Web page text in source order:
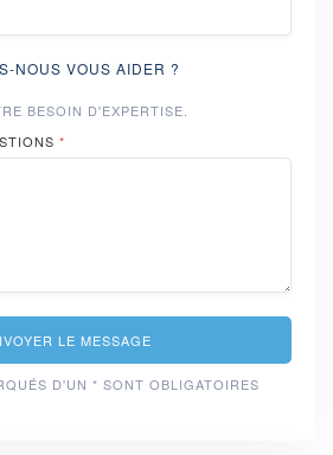
NOUS VOUS AIDER ?
BESOIN D'EXPERTISE.
*
LE MESSAGE
D'UN * SONT OBLIGATOIRES